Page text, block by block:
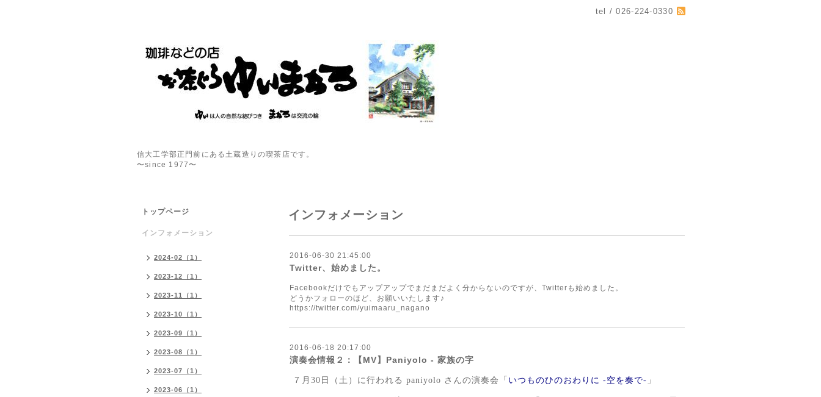
tel / 026-224-0330
信大工学部正門前にある土蔵造りの喫茶店です。
〜since 1977〜
インフォメーション
2016-06-30 21:45:00
Twitter、始めました。
Facebookだけでもアップアップでまだまだよく分からないのですが、 Twitter も始めました。
どうかフォローのほど、お願いいたします♪
https://twitter.com/yuimaaru_nagano
2016-06-18 20:17:00
演奏会情報２：【MV】Paniyolo - 家族の字
７月30日（土）に行われる paniyolo さんの演奏会「 いつものひのおわりに -空を奏で- 」
トップページ
インフォメーション
2024-02（1）
2023-12（1）
2023-11（1）
2023-10（1）
2023-09（1）
2023-08（1）
2023-07（1）
2023-06（1）